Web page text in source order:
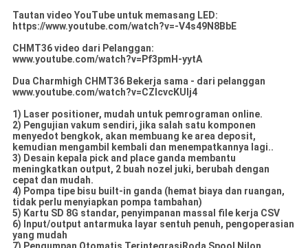
Tautan video YouTube untuk memasang LED:
https://www.youtube.com/watch?v=-V4s49N8BbE
CHMT36 video dari Pelanggan:
www.youtube.com/watch?v=Pf3pmH-yytA
Dua Charmhigh CHMT36 Bekerja sama - dari pelanggan
www.youtube.com/watch?v=CZIcvcKUIj4
1) Laser positioner, mudah untuk pemrograman online.
2) Pengujian vakum sendiri, jika salah satu komponen
menyedot bengkok, akan membuang ke area deposit,
kemudian mengambil kembali dan menempatkannya lagi..
3) Desain kepala pick and place ganda membantu
meningkatkan output, 2 buah nozel juki, berubah dengan
cepat dan mudah.
4) Pompa tipe bisu built-in ganda (hemat biaya dan ruangan,
tidak perlu menyiapkan pompa tambahan)
5) Kartu SD 8G standar, penyimpanan massal file kerja CSV
6) Input/output antarmuka layar sentuh penuh, pengoperasian
yang mudah